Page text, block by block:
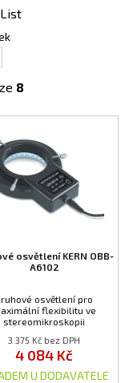
List
ze 8
osvětlení KERN OBB-
A6102
osvětlení pro
flexibilitu ve
stereomikroskopii
3 375 Kč bez DPH
4 084 Kč
U DODAVATELE